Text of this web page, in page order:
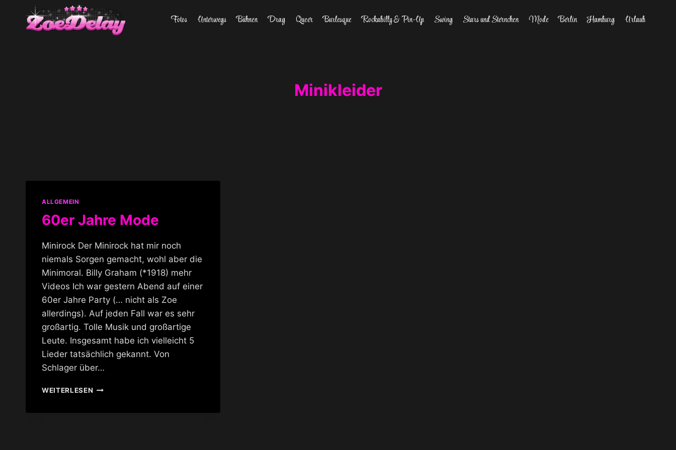
springen
Fotos Unterwegs Bühnen Drag Queer Burlesque Rockabilly & Pin-Up Swing Stars und Sternchen Mode Berlin Hamburg Urlaub
Minikleider
ALLGEMEIN
60er Jahre Mode
Minirock Der Minirock hat mir noch
niemals Sorgen gemacht, wohl aber die
Minimoral. Billy Graham (*1918) mehr
Videos Ich war gestern Abend auf einer
60er Jahre Party (… nicht als Zoe
allerdings). Auf jeden Fall war es sehr
großartig. Tolle Musik und großartige
Leute. Insgesamt habe ich vielleicht 5
Lieder tatsächlich gekannt. Von
Schlager über…
WEITERLESEN60ER